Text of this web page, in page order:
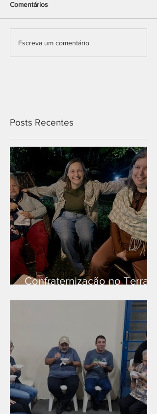
Comentários
Escreva um comentário
Posts Recentes
Confraternização no Terra